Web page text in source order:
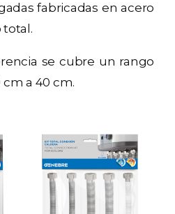
fabricadas en acero
total.
se cubre un rango
a 40 cm.